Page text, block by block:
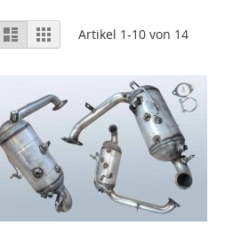
Ansicht
als
Liste RasterArtikel 1-10 von 14